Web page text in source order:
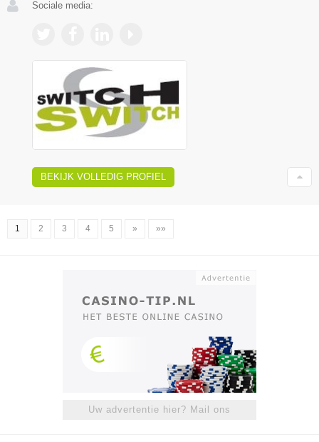
Sociale media:
BEKIJK VOLLEDIG PROFIEL
1 2 3 4 5 » »»
Uw advertentie hier? Mail ons